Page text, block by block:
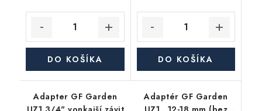
DO KOŠÍKA DO KOŠÍKA
Adapter GF Garden
Adaptér GF Garden